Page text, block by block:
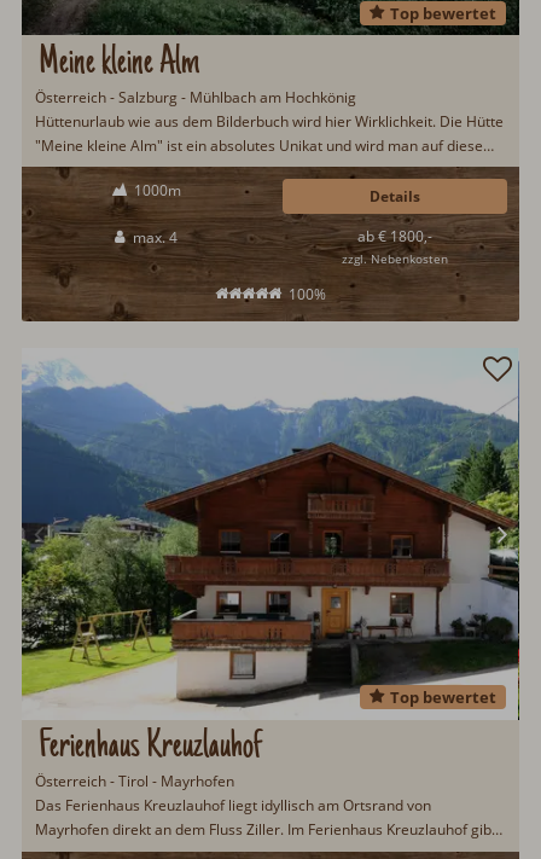
Meine kleine Alm
Top bewertet
Österreich - Salzburg - Mühlbach am Hochkönig
Hüttenurlaub wie aus dem Bilderbuch wird hier Wirklichkeit. Die Hütte
"Meine kleine Alm" ist ein absolutes Unikat und wird man auf diesem
Planeten kein zweites Mal finden. Durch völlige Hingabe, Liebe zum
Detail und Perfektionismus entstand diese traumhafte Unterkunft in
völliger Alleinlage in der Nähe von Mühlbach am Hochkönig...
1000m
max. 4
100%
ab € 1800,-
zzgl. Nebenkosten
Details
Ferienhaus Kreuzlauhof
Top bewertet
Österreich - Tirol - Mayrhofen
Das Ferienhaus Kreuzlauhof liegt idyllisch am Ortsrand von
Mayrhofen direkt an dem Fluss Ziller. Im Ferienhaus Kreuzlauhof gibt
es Platz für zwölf Urlaubsgäste und zwei Vierbeiner. Ein Urlaub im